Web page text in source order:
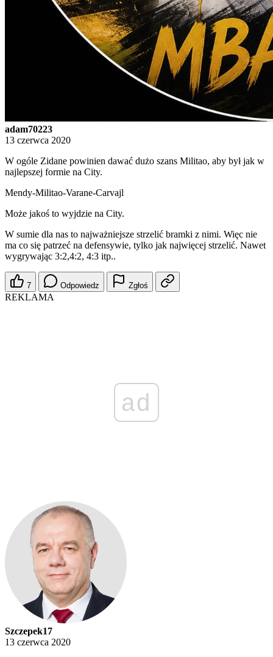
adam70223
13 czerwca 2020
W ogóle Zidane powinien dawać dużo szans Militao, aby był jak w
najlepszej formie na City.
Mendy-Militao-Varane-Carvajl
Może jakoś to wyjdzie na City.
W sumie dla nas to najważniejsze strzelić bramki z nimi. Więc nie
ma co się patrzeć na defensywie, tylko jak najwięcej strzelić. Nawet
wygrywając 3:2,4:2, 4:3 itp..
7 Odpowiedz Zgłoś
REKLAMA
ad
Szczepek17
13 czerwca 2020